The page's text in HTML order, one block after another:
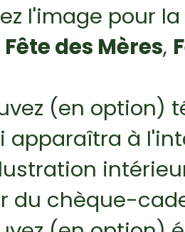
l'image pour
Fête des Mères,
(en option)
apparaîtra à
du chèque-